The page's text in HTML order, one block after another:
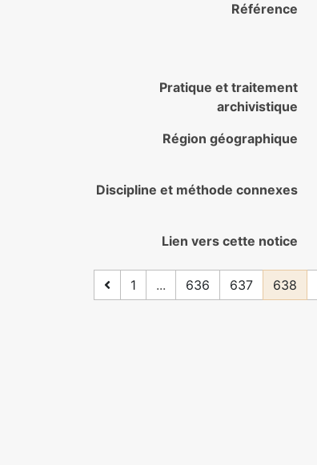
Référence
Pratique et traitement
archivistique
Région géographique
Discipline et méthode connexes
Lien vers cette notice
1 ... 636 637 638